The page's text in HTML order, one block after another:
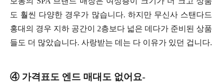
도 훨씬 다양한 경우가 많습니다. 하지만 무신사 스탠다드
홍대의 경우 지하 공간이 2층보다 넓은 데다가 준비된 상품
들도 더 많았습니다. 사랑받는 데는 다 이유가 있던 겁니다.
④ 가격표도 엔드 매대도 없어요-